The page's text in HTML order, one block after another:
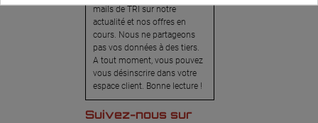
mails de TRI sur notre
actualité et nos offres en
cours. Nous ne partageons
pas vos données à des tiers.
A tout moment, vous pouvez
vous désinscrire dans votre
espace client. Bonne lecture !
Suivez-nous sur